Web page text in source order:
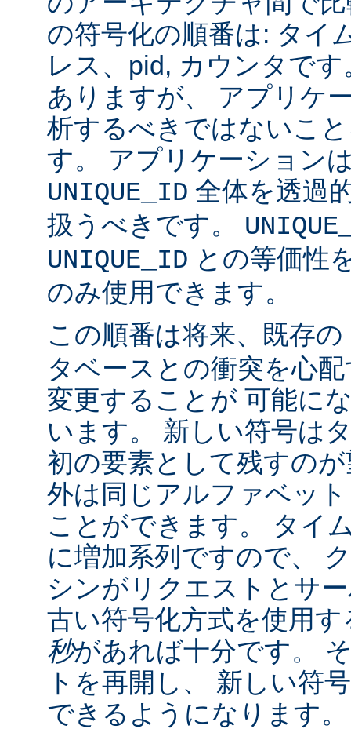
の符号化の順番は: タイ
レス、pid, カウンタで
ありますが、 アプリケ
析するべきではないこ
す。 アプリケーション
UNIQUE_ID 全体を透過
扱うべきです。
UNIQUE_ID との等価性
のみ使用できます。
この順番は将来、既存の
タベースとの衝突を心
変更することが 可能に
います。 新しい符号は
初の要素として残すの
外は同じアルファベッ
ことができます。 タイ
に増加系列ですので、
シンがリクエストとサ
古い符号化方式を使用
秒があれば十分です。
トを再開し、 新しい符
できるようになります。